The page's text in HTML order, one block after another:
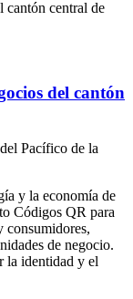
cantón central de
del cantón
Pacífico de la
y la economía de
Códigos QR para
consumidores,
de negocio.
la identidad y el